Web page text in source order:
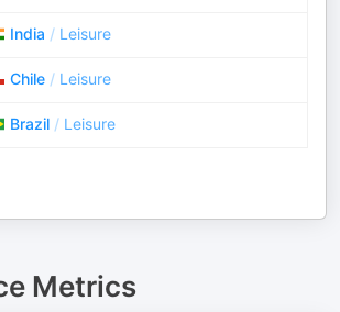
India / Leisure
Chile / Leisure
Brazil / Leisure
Metrics